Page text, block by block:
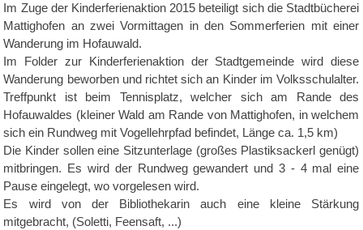
Im Zuge der Kinderferienaktion 2015 beteiligt sich die Stadtbücherei
Mattighofen an zwei Vormittagen in den Sommerferien mit einer
Wanderung im Hofauwald.
Im Folder zur Kinderferienaktion der Stadtgemeinde wird diese
Wanderung beworben und richtet sich an Kinder im Volksschulalter.
Treffpunkt ist beim Tennisplatz, welcher sich am Rande des
Hofauwaldes (kleiner Wald am Rande von Mattighofen, in welchem
sich ein Rundweg mit Vogellehrpfad befindet, Länge ca. 1,5 km)
Die Kinder sollen eine Sitzunterlage (großes Plastiksackerl genügt)
mitbringen. Es wird der Rundweg gewandert und 3 - 4 mal eine
Pause eingelegt, wo vorgelesen wird.
Es wird von der Bibliothekarin auch eine kleine Stärkung
mitgebracht, (Soletti, Feensaft, ...)